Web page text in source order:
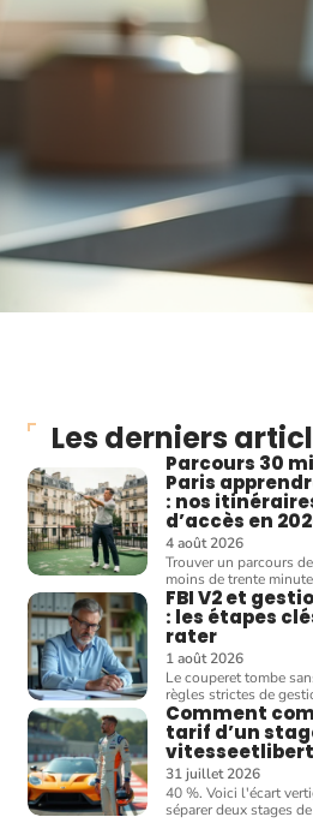
Les derniers
Parcours 30
Paris
: nos
d’accès en
4 août 2026
Trouver un parcours
moins de trente
FBI V2 et
: les étapes
rater
1 août 2026
Le couperet tombe
règles strictes de
Comment
tarif d’un
31 juillet 2026
40 %. Voici l'écart
séparer deux stages